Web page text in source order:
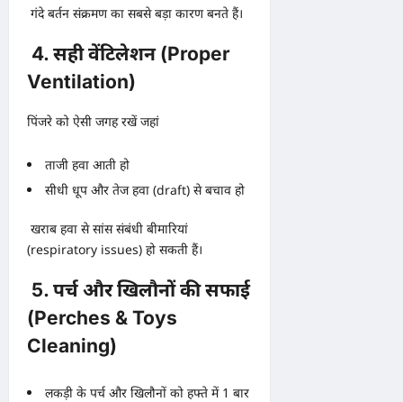
गंदे बर्तन संक्रमण का सबसे बड़ा कारण बनते हैं।
4. सही वेंटिलेशन (Proper
Ventilation)
पिंजरे को ऐसी जगह रखें जहां
ताजी हवा आती हो
सीधी धूप और तेज हवा (draft) से बचाव हो
खराब हवा से सांस संबंधी बीमारियां
(respiratory issues) हो सकती हैं।
5. पर्च और खिलौनों की सफाई
(Perches & Toys
Cleaning)
लकड़ी के पर्च और खिलौनों को हफ्ते में 1 बार